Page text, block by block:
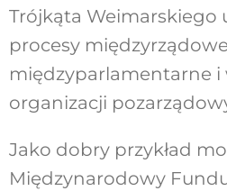
Trójkąta Weimarskiego
procesy
międzyparlamentarne i
organizacji
Jako dobry przykład
Międzynarodowy